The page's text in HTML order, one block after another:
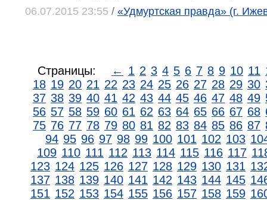
06.07.2015 23:55 / «Удмуртская правда» (г.
Страницы: ← 1 2 3 4 5 6 7 8 9 10 11
18 19 20 21 22 23 24 25 26 27 28 29 30
37 38 39 40 41 42 43 44 45 46 47 48 49
56 57 58 59 60 61 62 63 64 65 66 67 68
75 76 77 78 79 80 81 82 83 84 85 86 87
94 95 96 97 98 99 100 101 102 103
109 110 111 112 113 114 115 116 117
123 124 125 126 127 128 129 130 131
137 138 139 140 141 142 143 144 145
151 152 153 154 155 156 157 158 159